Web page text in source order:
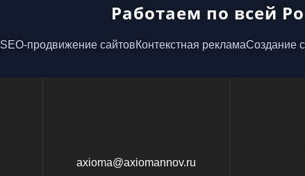
Работаем по всей
SEO-продвижение сайтовКонтекстная рекламаСоздание
axioma@axiomannov.ru